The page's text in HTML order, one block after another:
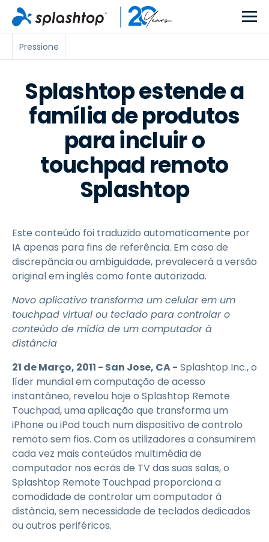
Pressione
Splashtop estende a
família de produtos
para incluir o
touchpad remoto
Splashtop
Este conteúdo foi traduzido automaticamente por
IA apenas para fins de referência. Em caso de
discrepância ou ambiguidade, prevalecerá a versão
original em inglês como fonte autorizada.
Novo aplicativo transforma um celular em um
touchpad virtual ou teclado para controlar o
conteúdo de mídia de um computador à
distância
21 de Março, 2011 - San Jose, CA - Splashtop Inc., o
líder mundial em computação de acesso
instantâneo, revelou hoje o Splashtop Remote
Touchpad, uma aplicação que transforma um
iPhone ou iPod touch num dispositivo de controlo
remoto sem fios. Com os utilizadores a consumirem
cada vez mais conteúdos multimédia de
computador nos ecrãs de TV das suas salas, o
Splashtop Remote Touchpad proporciona a
comodidade de controlar um computador à
distância, sem necessidade de teclados dedicados
ou outros periféricos.